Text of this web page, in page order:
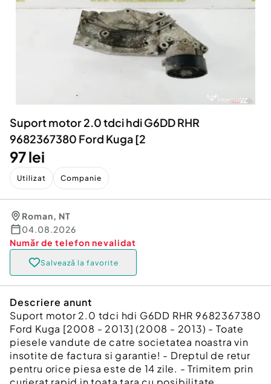
Animale de companie
Afaceri și echipamente profesionale
Utilaje agricole si industriale
Piese auto si accesorii
Dacia Duster
Suport motor 2.0 tdci hdi G6DD RHR
9682367380 Ford Kuga [2
97 lei
Utilizat Companie
Roman, NT
04.08.2026
Număr de telefon nevalidat
Salvează la favorite
Descriere anunt
Suport motor 2.0 tdci hdi G6DD RHR 9682367380
Ford Kuga [2008 - 2013] (2008 - 2013) - Toate
piesele vandute de catre societatea noastra vin
insotite de factura si garantie! - Dreptul de retur
pentru orice piesa este de 14 zile. - Trimitem prin